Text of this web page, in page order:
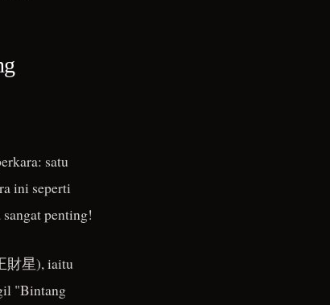
satu
ini seperti
penting!
財星), iaitu
"Bintang